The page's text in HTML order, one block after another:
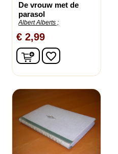
De vrouw met de
parasol
Albert Alberts ;
€ 2,99
In winkelwagen
favorite_border